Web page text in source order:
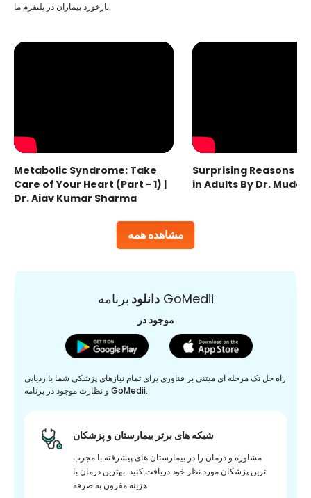
مشاهده همه
بازخورد بیماران در پلتفرم ما.
Metabolic Syndrome: Take
Care of Your Heart (Part - 1) |
Dr. Ajay Kumar Sharma
Surprising Reasons
in Adults By Dr.
دانلودبرنامه GoMedii
موجود در
راه حل تک مرحله ای مبتنی بر فناوری برای تمام نیازهای پزشکی شما با ردیابی
و نظارت موجود در برنامه GoMedii.
شبکه های برتر بیمارستان و پزشکان
مشاوره و درمان را در بیمارستان های پیشرفته با مجرب
ترین پزشکان مورد نظر خود دریافت کنید. بهترین درمان با
هزینه مقرون به صرفه